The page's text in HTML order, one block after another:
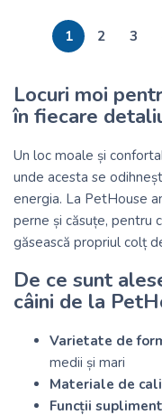
1 2 3
Locuri moi
în fiecare
Un loc moale și
unde acesta se
energia. La PetHouse
perne și căsuțe, pentru
găsească propriul colț
De ce sunt
câini de la
Varietate de
medii și mari
Materiale de
Funcții